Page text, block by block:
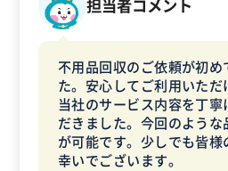
担当者コメント
不用品回収のご依頼が初め
た。安心してご利用いた
当社のサービス内容を丁
だきました。今回のよう
が可能です。少しでも皆
幸いでございます。